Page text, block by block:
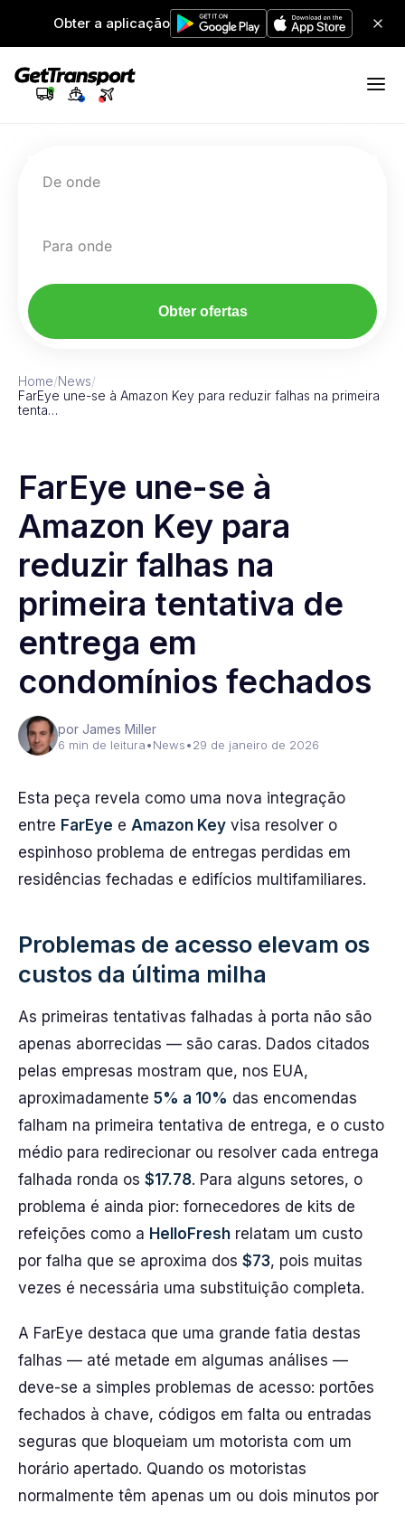
Obter a aplicação
De onde
Para onde
Obter ofertas
Home/News/
FarEye une-se à Amazon Key para reduzir falhas na primeira
tenta…
FarEye une-se à
Amazon Key para
reduzir falhas na
primeira tentativa de
entrega em
condomínios fechados
por James Miller
6 min de leitura•News•29 de janeiro de 2026
Esta peça revela como uma nova integração
entre FarEye e Amazon Key visa resolver o
espinhoso problema de entregas perdidas em
residências fechadas e edifícios multifamiliares.
Problemas de acesso elevam os
custos da última milha
As primeiras tentativas falhadas à porta não são
apenas aborrecidas — são caras. Dados citados
pelas empresas mostram que, nos EUA,
aproximadamente 5% a 10% das encomendas
falham na primeira tentativa de entrega, e o custo
médio para redirecionar ou resolver cada entrega
falhada ronda os $17.78. Para alguns setores, o
problema é ainda pior: fornecedores de kits de
refeições como a HelloFresh relatam um custo
por falha que se aproxima dos $73, pois muitas
vezes é necessária uma substituição completa.
A FarEye destaca que uma grande fatia destas
falhas — até metade em algumas análises —
deve-se a simples problemas de acesso: portões
fechados à chave, códigos em falta ou entradas
seguras que bloqueiam um motorista com um
horário apertado. Quando os motoristas
normalmente têm apenas um ou dois minutos por